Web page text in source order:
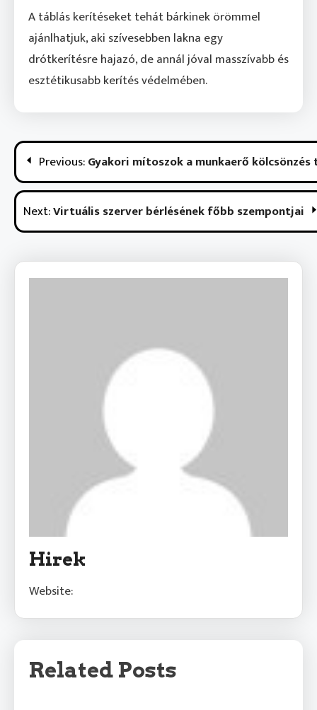
A táblás kerítéseket tehát bárkinek örömmel
ajánlhatjuk, aki szívesebben lakna egy
drótkerítésre hajazó, de annál jóval masszívabb és
esztétikusabb kerítés védelmében.
Bejegyzés
Navigáció
Previous:Gyakori mítoszok a munkaerő
Next:Virtuális szerver bérlésének főbb szempontjai
Hirek
Website:
Related Posts